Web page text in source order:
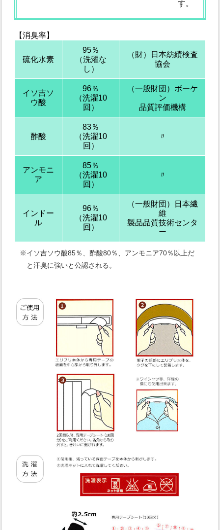
す。
【消臭率】
硫化水素
95％
（洗濯な
し）
（財）日本紡績検査
協会
イソ吉ソ
ウ酸
96％
（洗濯10
回）
（一般財団）ボーケ
ン
品質評価機構
酢酸
83％
（洗濯10
回）
〃
アンモニ
ア
85％
（洗濯10
回）
〃
インドー
ル
96％
（洗濯10
回）
（一般財団）日本繊
維
製品品質技術センタ
ー
※イソ吉ソウ酸85％、酢酸80％、アンモニア70％以上だ
と汗臭に強いと公認される。